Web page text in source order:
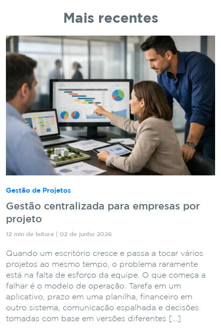
Mais recentes
Gestão de Projetos
Gestão centralizada para empresas por
projeto
12 min de leitura | 02 de junho 2026
Quando um escritório cresce e passa a tocar vários
projetos ao mesmo tempo, o problema raramente
está na falta de esforço da equipe. O que começa a
falhar é o modelo de operação. Tarefa em um
aplicativo, prazo em uma planilha, financeiro em
outro sistema, comunicação espalhada e decisões
tomadas com base em versões diferentes […]